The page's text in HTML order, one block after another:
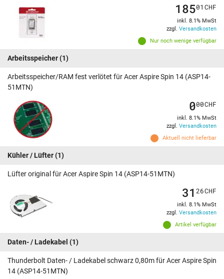
Nur noch wenige verfügbar
18501 CHF
inkl. 8.1% MwSt
zzgl. Versandkosten
Arbeitsspeicher(1)
Arbeitsspeicher/RAM fest verlötet für Acer Aspire Spin 14 (ASP14-
51MTN)
Aktuell nicht lieferbar
000CHF
inkl. 8.1% MwSt
zzgl. Versandkosten
Kühler / Lüfter(1)
Lüfter original für Acer Aspire Spin 14 (ASP14-51MTN)
Artikel verfügbar
31 26CHF
inkl. 8.1% MwSt
zzgl. Versandkosten
Daten- / Ladekabel (1)
Thunderbolt Daten- / Ladekabel schwarz 0,80m für Acer Aspire Spin
14 (ASP14-51MTN)